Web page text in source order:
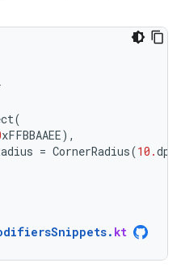
(
xFFBBAAEE),
= CornerRadius(10.dp
. kt